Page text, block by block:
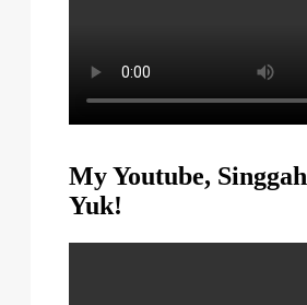
My Youtube, Singgah
Yuk!